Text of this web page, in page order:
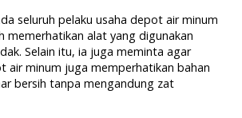
seluruh pelaku usaha depot air minum
memerhatikan alat yang digunakan
Selain itu, ia juga meminta agar
air minum juga memperhatikan bahan
bersih tanpa mengandung zat